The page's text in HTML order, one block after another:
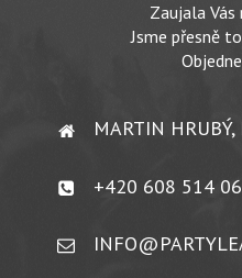
Zaujala Vás
Jsme přesně
MARTIN HRUBÝ,
+420 608 514